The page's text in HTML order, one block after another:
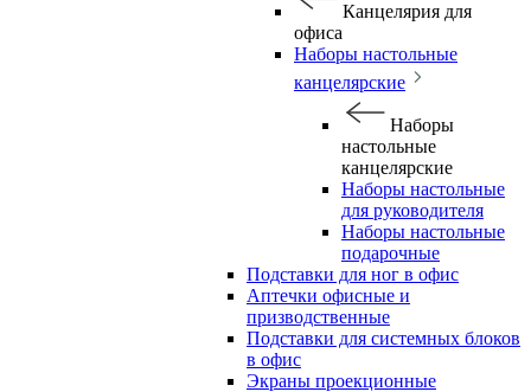
Канцелярия для
офиса
Наборы настольные
канцелярские
Наборы
настольные
канцелярские
Наборы настольные
для руководителя
Наборы настольные
подарочные
Подставки для ног в офис
Аптечки офисные и
призводственные
Подставки для системных блоков
в офис
Экраны проекционные